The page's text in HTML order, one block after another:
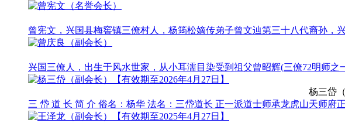
曾宪文，兴国县梅窖镇三僚村人，杨筠松嫡传弟子曾文辿第三十八代裔孙，
兴国三僚人，出生于风水世家，从小耳濡目染受到祖父曾昭辉(三僚72明师
杨三岱
三 岱 道 长 简 介 俗名：杨华 法名：三岱道长 正一派道士师承龙虎山天师府